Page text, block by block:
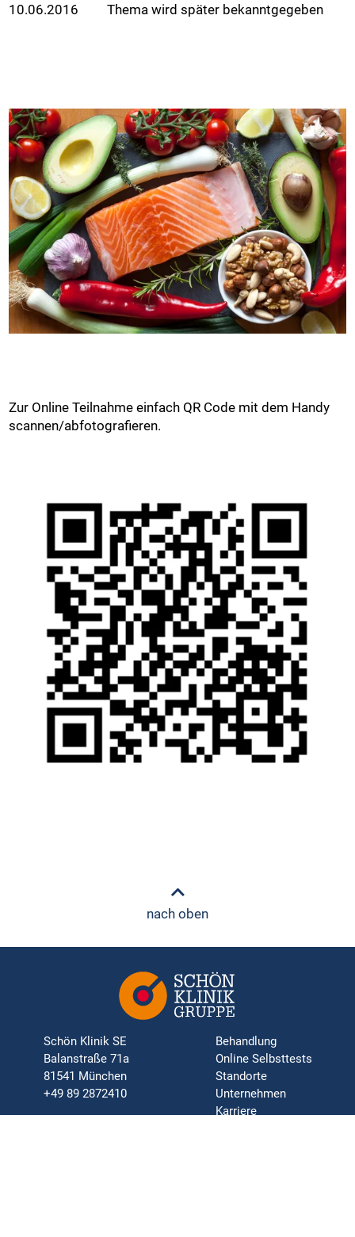
10.06.2016 Thema wird später bekanntgegeben
Zur Online Teilnahme einfach QR Code mit dem Handy
scannen/abfotografieren.
nach oben
Schön Klinik SE
Balanstraße 71a
81541 München
+49 89 2872410
Behandlung
Online Selbsttests
Standorte
Unternehmen
Karriere